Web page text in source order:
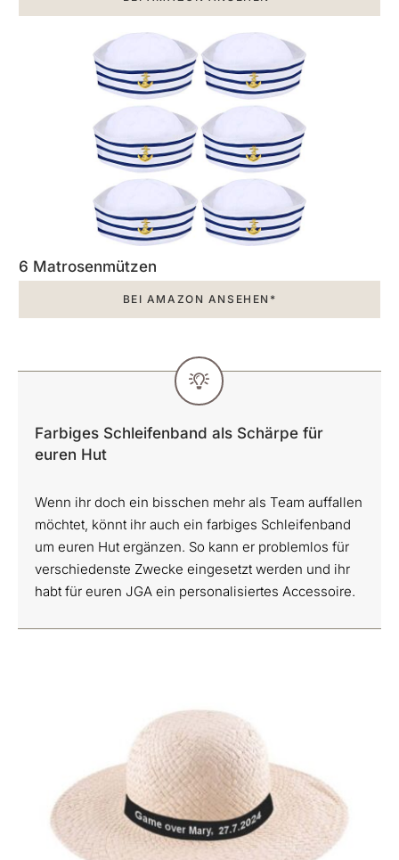
6 Matrosenmützen
BEI AMAZON ANSEHEN*
Farbiges Schleifenband als Schärpe für
euren Hut
Wenn ihr doch ein bisschen mehr als Team auffallen
möchtet, könnt ihr auch ein farbiges Schleifenband
um euren Hut ergänzen. So kann er problemlos für
verschiedenste Zwecke eingesetzt werden und ihr
habt für euren JGA ein personalisiertes Accessoire.